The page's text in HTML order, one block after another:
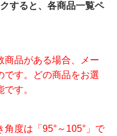
すると、各商品一覧ペ
品がある場合、メー
です。どの商品をお選
す。
度は「95°～105°」で